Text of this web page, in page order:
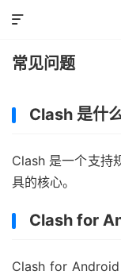

常见问题
Clash 是什么
Clash 是一个支持
具的核心。
Clash for
Clash for